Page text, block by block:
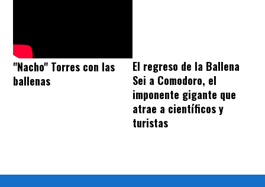
"Nacho" Torres con las
ballenas
El regreso de la Ballena
Sei a Comodoro, el
imponente gigante que
atrae a científicos y
turistas